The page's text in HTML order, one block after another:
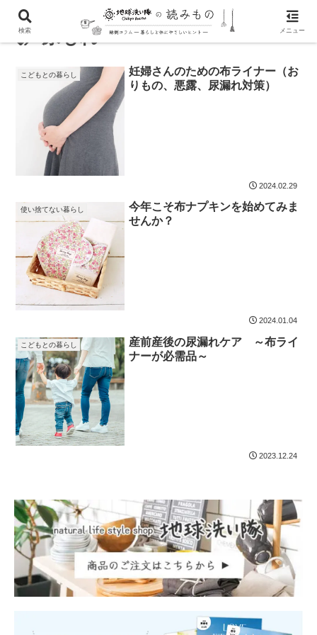
尿もれ
こどもとの暮らし
妊婦さんのための布ライナー（お
りもの、悪露、尿漏れ対策）
2024.02.29
使い捨てない暮らし
今年こそ布ナプキンを始めてみま
せんか？
2024.01.04
こどもとの暮らし
産前産後の尿漏れケア ～布ライ
ナーが必需品～
2023.12.24
検索 メニュー